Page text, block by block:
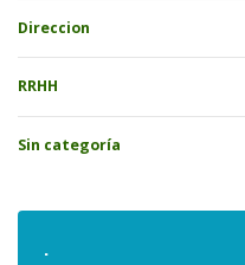
Direccion
RRHH
Sin categoría
.